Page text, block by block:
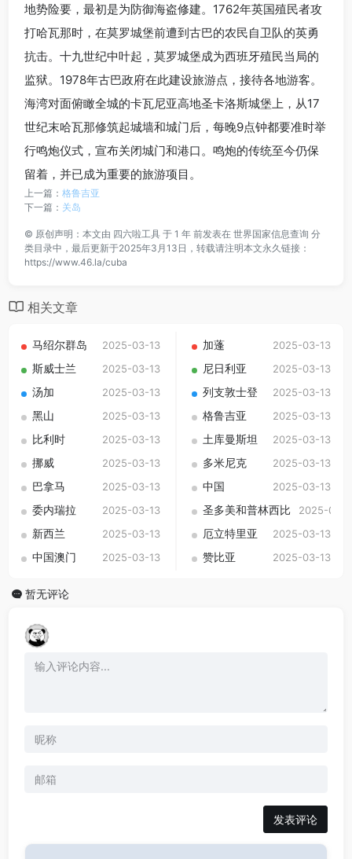
地势险要，最初是为防御海盗修建。1762年英国殖民者攻
打哈瓦那时，在莫罗城堡前遭到古巴的农民自卫队的英勇
抗击。十九世纪中叶起，莫罗城堡成为西班牙殖民当局的
监狱。1978年古巴政府在此建设旅游点，接待各地游客。
海湾对面俯瞰全城的卡瓦尼亚高地圣卡洛斯城堡上，从17
世纪末哈瓦那修筑起城墙和城门后，每晚9点钟都要准时举
行鸣炮仪式，宣布关闭城门和港口。鸣炮的传统至今仍保
留着，并已成为重要的旅游项目。
上一篇： 格鲁吉亚
下一篇： 关岛
© 原创声明：本文由 四六啦工具 于 1 年 前发表在 世界国家信息查询 分
类目录中，最后更新于2025年3月13日，转载请注明本文永久链接：
https://www.46.la/cuba
相关文章
马绍尔群岛 2025-03-13 加蓬 2025-03-13
斯威士兰 2025-03-13 尼日利亚 2025-03-13
汤加 2025-03-13 列支敦士登 2025-03-13
黑山 2025-03-13 格鲁吉亚 2025-03-13
比利时 2025-03-13 土库曼斯坦 2025-03-13
挪威 2025-03-13 多米尼克 2025-03-13
巴拿马 2025-03-13 中国 2025-03-13
委内瑞拉 2025-03-13 圣多美和普林西比 2025-03-
新西兰 2025-03-13 厄立特里亚 2025-03-13
中国澳门 2025-03-13 赞比亚 2025-03-13
暂无评论
发表评论